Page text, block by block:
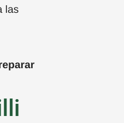
las